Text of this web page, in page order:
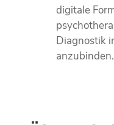
digitale
Diagnostik
anzubinden.